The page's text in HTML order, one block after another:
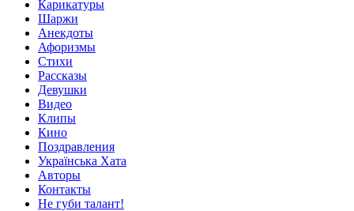
Карикатуры
Шаржи
Анекдоты
Афоризмы
Стихи
Рассказы
Девушки
Видео
Клипы
Кино
Поздравления
Українська Хата
Авторы
Контакты
Не губи талант!